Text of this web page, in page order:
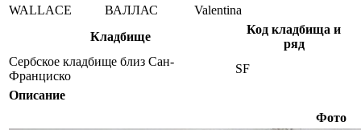
WALLACE
ВАЛЛАС
Valentina
Кладбище
Код кладбища и
ряд
Сербское кладбище близ Сан-
Франциско
SF
Описание
Фото